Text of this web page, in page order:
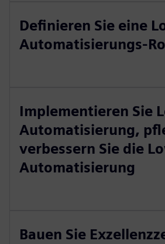
Definieren Sie eine
Automatisierungs-
Implementieren Sie
Automatisierung,
verbessern Sie die
Automatisierung
Bauen Sie